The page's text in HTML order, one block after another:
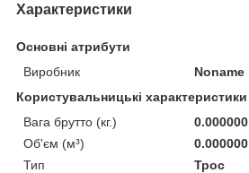
Характеристики
Основні атрибути
Виробник
Noname
Користувальницькі характеристики
Вага брутто (кг.)
0.000000
Об'єм (м³)
0.000000
Тип
Трос